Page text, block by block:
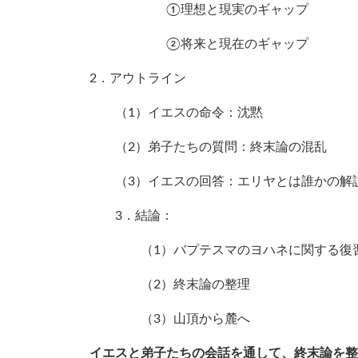
①理想と現実のギャップ
②将来と現在のギャップ
2．アウトライン
（1）イエスの命令：沈黙
（2）弟子たちの質問：終末論の混乱
（3）イエスの回答：エリヤとは誰かの解
3．結論：
（1）バプテスマのヨハネに関する復
（2）終末論の整理
（3）山頂から麓へ
イエスと弟子たちの会話を通して、終末論を整